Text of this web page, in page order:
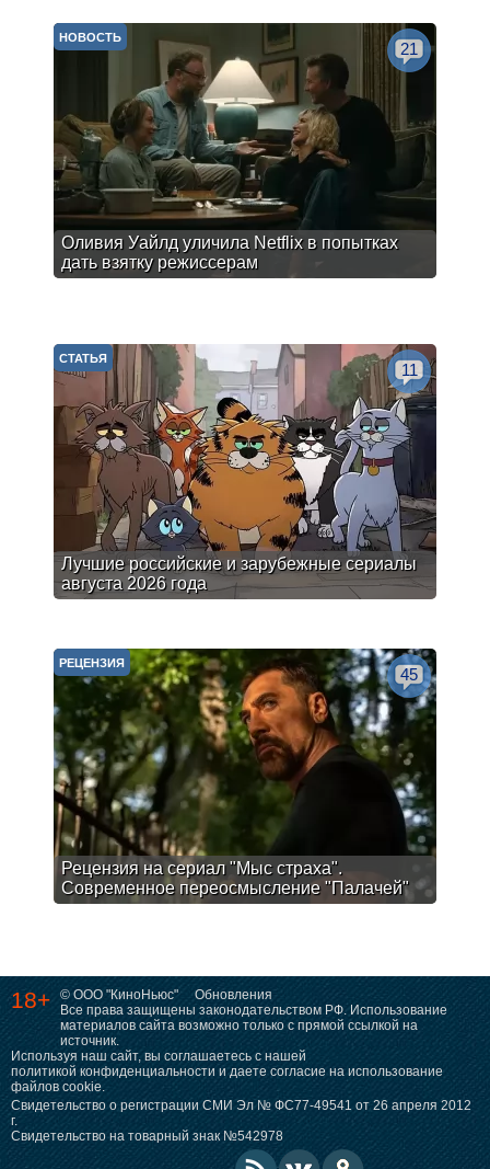
Оливия Уайлд уличила Netflix в попытках
дать взятку режиссерам
НОВОСТЬ
21
Лучшие российские и зарубежные сериалы
августа 2026 года
СТАТЬЯ
11
Рецензия на сериал "Мыс страха".
Современное переосмысление "Палачей"
РЕЦЕНЗИЯ
45
18+ © ООО "КиноНьюс"
Обновления
Все права защищены законодательством РФ. Использование
материалов сайта возможно только с прямой ссылкой на
источник.
Используя наш сайт, вы соглашаетесь с нашей
политикой конфиденциальности и даете согласие на использование
файлов cookie.
Свидетельство о регистрации СМИ Эл № ФС77-49541 от 26 апреля 2012
г.
Свидетельство на товарный знак №542978